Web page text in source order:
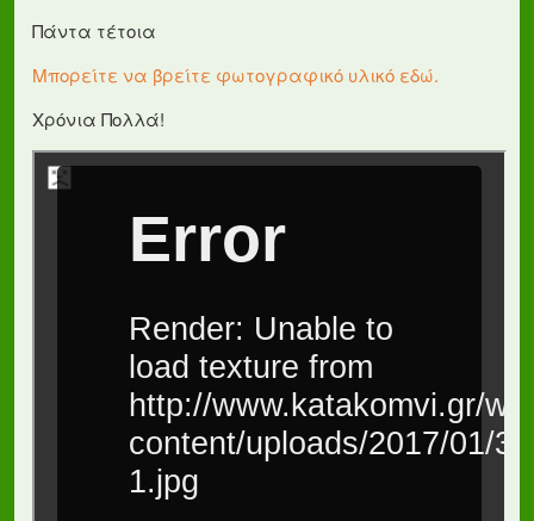
Πάντα τέτοια
Μπορείτε να βρείτε φωτογραφικό υλικό εδώ.
Χρόνια Πολλά!